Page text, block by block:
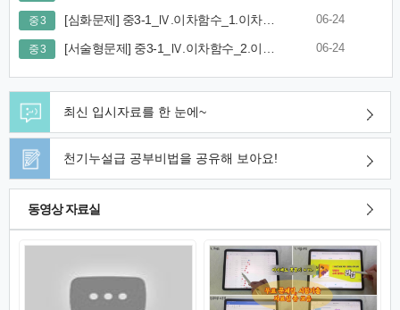
중 3 [심화문제] 중3-1_Ⅳ.이차함수_1.이차함수와 그 그래프(1) 06-24
중 3 06-24
최신 입시자료를 한 눈에~
천기누설급 공부비법을 공유해 보아요!
동영상 자료실